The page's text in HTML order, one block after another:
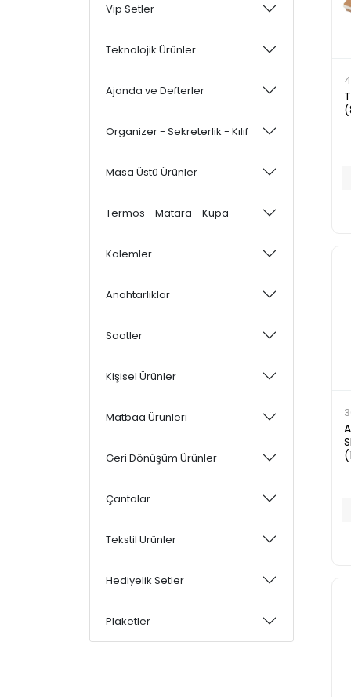
Vip Setler
Teknolojik Ürünler
Ajanda ve Defterler
Organizer - Sekreterlik - Kılıf
Masa Üstü Ürünler
Termos - Matara - Kupa
Kalemler
Anahtarlıklar
Saatler
Kişisel Ürünler
Matbaa Ürünleri
Geri Dönüşüm Ürünler
Çantalar
Tekstil Ürünler
Hediyelik Setler
Plaketler